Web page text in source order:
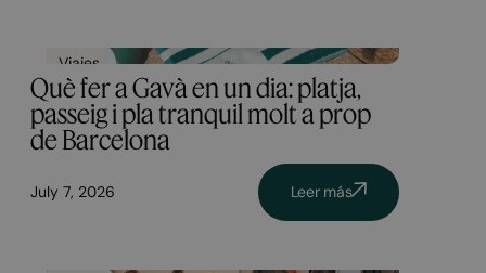
Viajes
Què fer a Gavà en un dia: platja,
passeig i pla tranquil molt a prop
de Barcelona
July 7, 2026 Leer más